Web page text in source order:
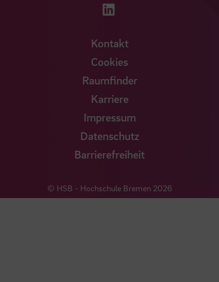
Zu unserer
Kontakt
Cookies
Raumfinder
Karriere
Impressum
Datenschutz
Barrierefreiheit
© HSB - Hochschule Bremen 2026